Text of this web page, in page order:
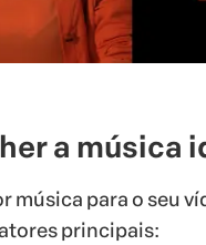
a música
música para o seu
principais: